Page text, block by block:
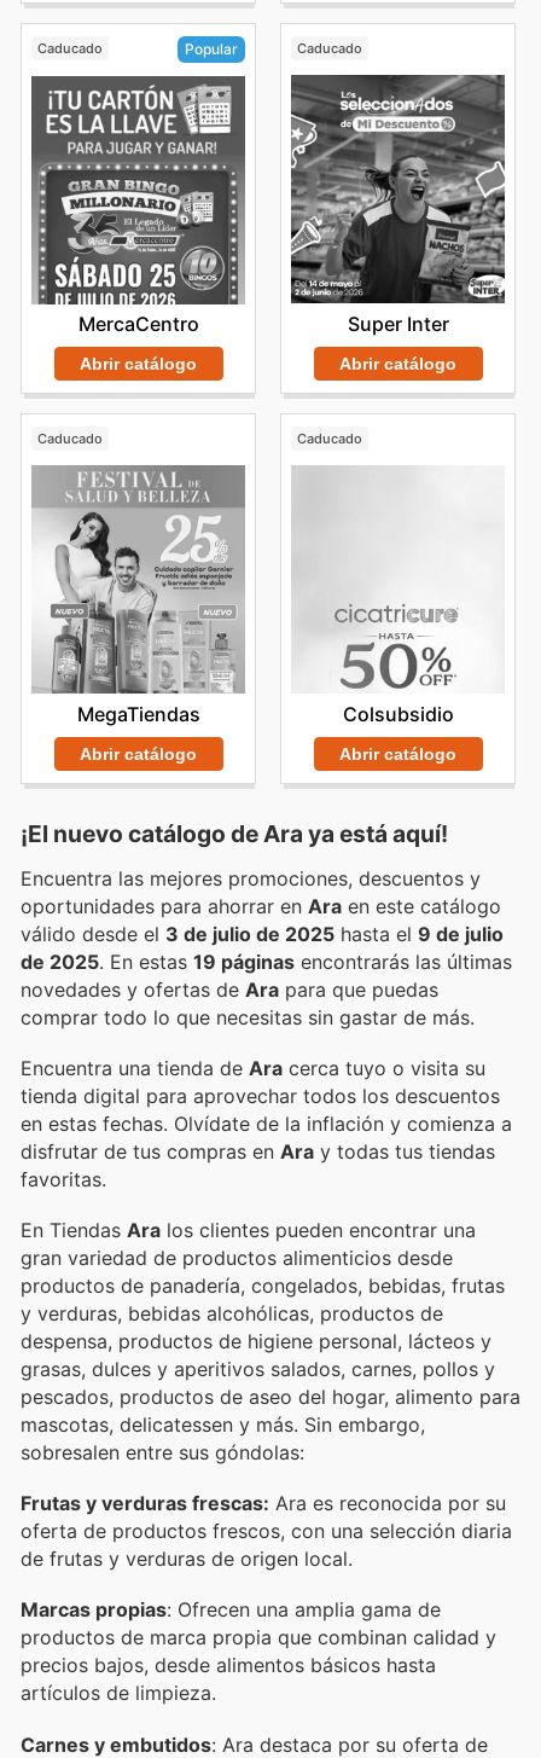
Caducado Popular
MercaCentro
Abrir catálogo
Caducado
Super Inter
Abrir catálogo
Caducado
MegaTiendas
Abrir catálogo
Caducado
Colsubsidio
Abrir catálogo
¡El nuevo catálogo de Ara ya está aquí!
Encuentra las mejores promociones, descuentos y
oportunidades para ahorrar en Ara en este catálogo
válido desde el 3 de julio de 2025 hasta el 9 de julio
de 2025 . En estas 19 páginas encontrarás las últimas
novedades y ofertas de Ara para que puedas
comprar todo lo que necesitas sin gastar de más.
Encuentra una tienda de Ara cerca tuyo o visita su
tienda digital para aprovechar todos los descuentos
en estas fechas. Olvídate de la inflación y comienza a
disfrutar de tus compras en Ara y todas tus tiendas
favoritas.
En Tiendas Ara los clientes pueden encontrar una
gran variedad de productos alimenticios desde
productos de panadería, congelados, bebidas, frutas
y verduras, bebidas alcohólicas, productos de
despensa, productos de higiene personal, lácteos y
grasas, dulces y aperitivos salados, carnes, pollos y
pescados, productos de aseo del hogar, alimento para
mascotas, delicatessen y más. Sin embargo,
sobresalen entre sus góndolas:
Frutas y verduras frescas: Ara es reconocida por su
oferta de productos frescos, con una selección diaria
de frutas y verduras de origen local.
Marcas propias: Ofrecen una amplia gama de
productos de marca propia que combinan calidad y
precios bajos, desde alimentos básicos hasta
artículos de limpieza.
Carnes y embutidos: Ara destaca por su oferta de